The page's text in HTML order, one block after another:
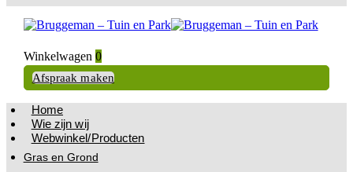
Winkelwagen 0
Afspraak maken
Home
Wie zijn wij
Webwinkel/Producten
Gras en Grond